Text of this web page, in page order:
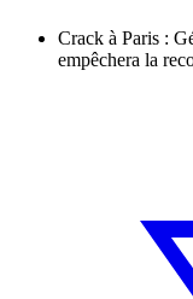
Crack à Paris :
empêchera la